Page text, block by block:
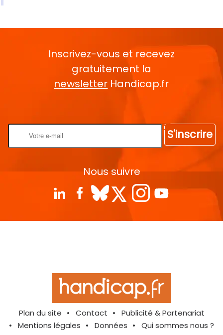
Inscrivez-vous et recevez
gratuitement la
newsletter Handicap.fr
S'inscrire
Nous suivre
Plan du site Contact
Publicité & Partenariat
Mentions légales
Données Qui sommes nous ?